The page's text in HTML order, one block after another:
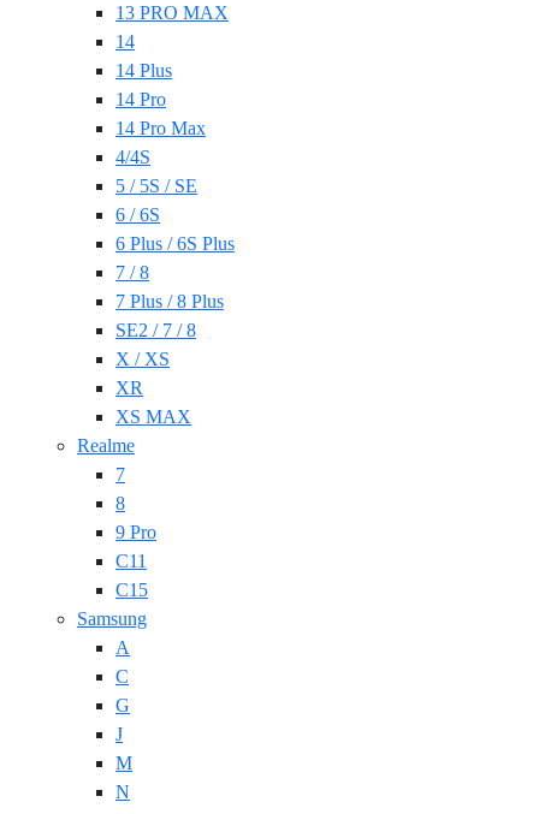
13 PRO MAX
14
14 Plus
14 Pro
14 Pro Max
4/4S
5 / 5S / SE
6 / 6S
6 Plus / 6S Plus
7 / 8
7 Plus / 8 Plus
SE2 / 7 / 8
X / XS
XR
XS MAX
Realme
7
8
9 Pro
C11
C15
Samsung
A
C
G
J
M
N